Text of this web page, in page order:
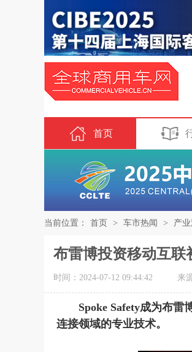
首页
当前位置： 首页 > 车市热闻 > 产
布雷博投资移动互
时间：2024-07-12 09:44:42 来
Spoke Safety成为布雷
连接领域的专业技术。